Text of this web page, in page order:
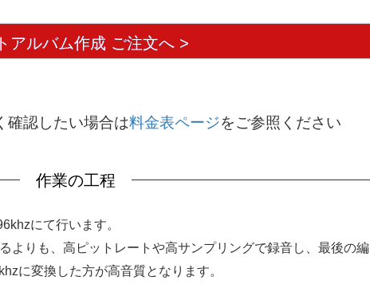
アルバム作成 ご注文へ >
確認したい場合は料金表ページをご参照ください
作業の工程
にて行います。
よりも、高ピットレートや高サンプリングで録音し、最後の編
に変換した方が高音質となります。